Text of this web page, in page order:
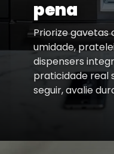
pena
Priorize
umidade,
dispensers
praticidade real
seguir, avalie